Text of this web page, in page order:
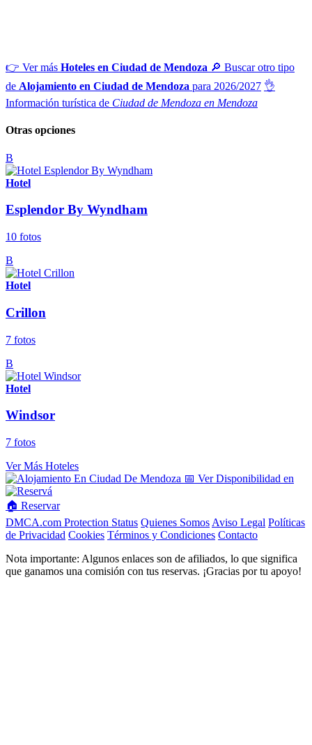
👉 Ver más Hoteles en Ciudad de Mendoza 🔎 Buscar otro tipo
de Alojamiento en Ciudad de Mendoza para 2026/2027 👌
Información turística de Ciudad de Mendoza en Mendoza
Otras opciones
B
Hotel
Esplendor By Wyndham
10 fotos
B
Hotel
Crillon
7 fotos
B
Hotel
Windsor
7 fotos
Ver Más Hoteles
📅 Ver Disponibilidad en
🏠 Reservar
DMCA.com Protection Status Quienes Somos Aviso Legal Políticas
de Privacidad Cookies Términos y Condiciones Contacto
Nota importante: Algunos enlaces son de afiliados, lo que significa
que ganamos una comisión con tus reservas. ¡Gracias por tu apoyo!